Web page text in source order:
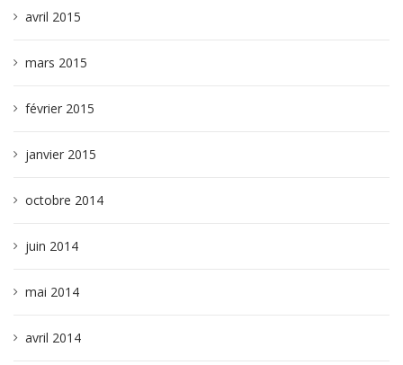
avril 2015
mars 2015
février 2015
janvier 2015
octobre 2014
juin 2014
mai 2014
avril 2014